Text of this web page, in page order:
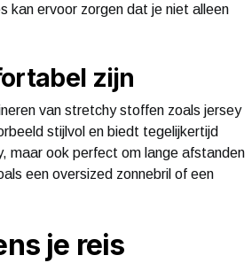
kan ervoor zorgen dat je niet alleen
zijn
van stretchy stoffen zoals jersey
stijlvol en biedt tegelijkertijd
maar ook perfect om lange afstanden
een oversized zonnebril of een
je reis